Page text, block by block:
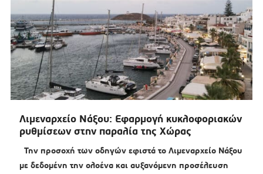
Λιμεναρχείο Νάξου: Εφαρμογή κυκλοφοριακών
ρυθμίσεων στην παραλία της Χώρας
Την προσοχή των οδηγών εφιστά το Λιμεναρχείο Νάξου
με δεδομένη την ολοένα και αυξανόμενη προσέλευση